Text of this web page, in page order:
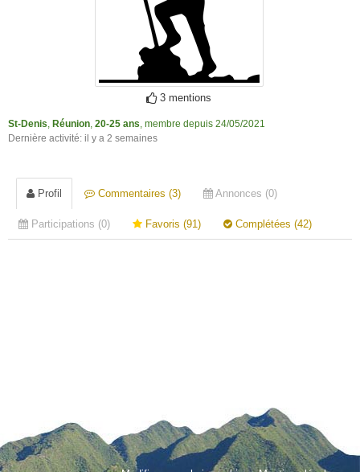
3 mentions
St-Denis Réunion 20-25 ans , membre depuis 24/05/2021
Dernière activité: il y a 2 semaines
Profil Commentaires (3) Annonces (0)
Participations (0) Favoris (91) Complétées (42)